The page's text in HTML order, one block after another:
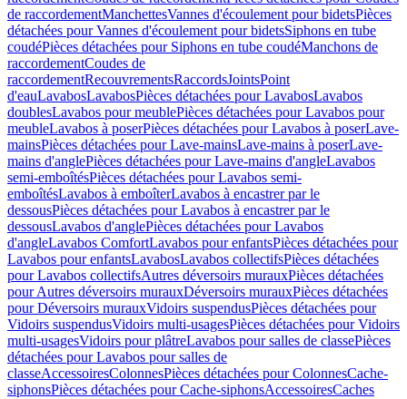
de raccordementManchettesVannes d'écoulement pour bidetsPièces
détachées pour Vannes d'écoulement pour bidetsSiphons en tube
coudéPièces détachées pour Siphons en tube coudéManchons de
raccordementCoudes de
raccordementRecouvrementsRaccordsJointsPoint
d'eauLavabosLavabosPièces détachées pour LavabosLavabos
doublesLavabos pour meublePièces détachées pour Lavabos pour
meubleLavabos à poserPièces détachées pour Lavabos à poserLave-
mainsPièces détachées pour Lave-mainsLave-mains à poserLave-
mains d'anglePièces détachées pour Lave-mains d'angleLavabos
semi-emboîtésPièces détachées pour Lavabos semi-
emboîtésLavabos à emboîterLavabos à encastrer par le
dessousPièces détachées pour Lavabos à encastrer par le
dessousLavabos d'anglePièces détachées pour Lavabos
d'angleLavabos ComfortLavabos pour enfantsPièces détachées pour
Lavabos pour enfantsLavabosLavabos collectifsPièces détachées
pour Lavabos collectifsAutres déversoirs murauxPièces détachées
pour Autres déversoirs murauxDéversoirs murauxPièces détachées
pour Déversoirs murauxVidoirs suspendusPièces détachées pour
Vidoirs suspendusVidoirs multi-usagesPièces détachées pour Vidoirs
multi-usagesVidoirs pour plâtreLavabos pour salles de classePièces
détachées pour Lavabos pour salles de
classeAccessoiresColonnesPièces détachées pour ColonnesCache-
siphonsPièces détachées pour Cache-siphonsAccessoiresCaches